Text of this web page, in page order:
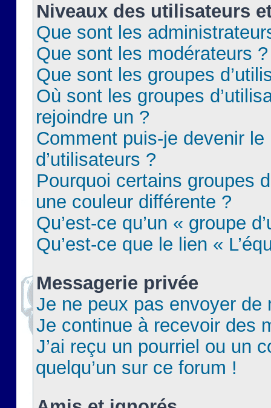
Niveaux des utilisateurs
Que sont les
Que sont les modérateurs ?
Que sont les groupes
Où sont les groupes
rejoindre un ?
Comment puis-je devenir le
d’utilisateurs ?
Pourquoi certains groupes
une couleur différente ?
Qu’est-ce qu’un « groupe
Qu’est-ce que le lien «
Messagerie privée
Je ne peux pas envoyer de
Je continue à recevoir des
J’ai reçu un pourriel ou un
quelqu’un sur ce forum !